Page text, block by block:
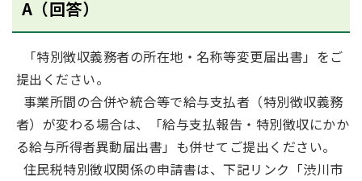
A（回答）
「特別徴収義務者の所在地・名称等変更届出書」をご
提出ください。
事業所間の合併や統合等で給与支払者（特別徴収義務
者）が変わる場合は、「給与支払報告・特別徴収にかか
る給与所得者異動届出書」も併せてご提出ください。
住民税特別徴収関係の申請書は、下記リンク「渋川市